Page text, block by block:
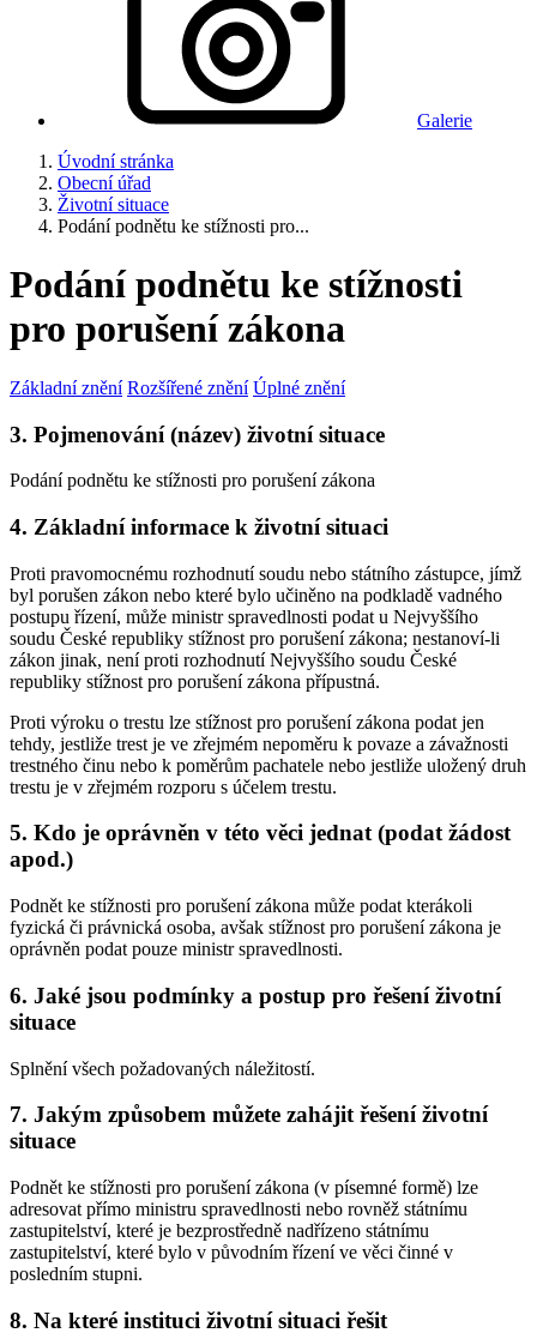
Galerie
Úvodní stránka
Obecní úřad
Životní situace
Podání podnětu ke stížnosti pro...
Podání podnětu ke stížnosti
pro porušení zákona
Základní znění Rozšířené znění Úplné znění
3. Pojmenování (název) životní situace
Podání podnětu ke stížnosti pro porušení zákona
4. Základní informace k životní situaci
Proti pravomocnému rozhodnutí soudu nebo státního zástupce, jímž
byl porušen zákon nebo které bylo učiněno na podkladě vadného
postupu řízení, může ministr spravedlnosti podat u Nejvyššího
soudu České republiky stížnost pro porušení zákona; nestanoví-li
zákon jinak, není proti rozhodnutí Nejvyššího soudu České
republiky stížnost pro porušení zákona přípustná.
Proti výroku o trestu lze stížnost pro porušení zákona podat jen
tehdy, jestliže trest je ve zřejmém nepoměru k povaze a závažnosti
trestného činu nebo k poměrům pachatele nebo jestliže uložený druh
trestu je v zřejmém rozporu s účelem trestu.
5. Kdo je oprávněn v této věci jednat (podat žádost
apod.)
Podnět ke stížnosti pro porušení zákona může podat kterákoli
fyzická či právnická osoba, avšak stížnost pro porušení zákona je
oprávněn podat pouze ministr spravedlnosti.
6. Jaké jsou podmínky a postup pro řešení životní
situace
Splnění všech požadovaných náležitostí.
7. Jakým způsobem můžete zahájit řešení životní
situace
Podnět ke stížnosti pro porušení zákona (v písemné formě) lze
adresovat přímo ministru spravedlnosti nebo rovněž státnímu
zastupitelství, které je bezprostředně nadřízeno státnímu
zastupitelství, které bylo v původním řízení ve věci činné v
posledním stupni.
8. Na které instituci životní situaci řešit